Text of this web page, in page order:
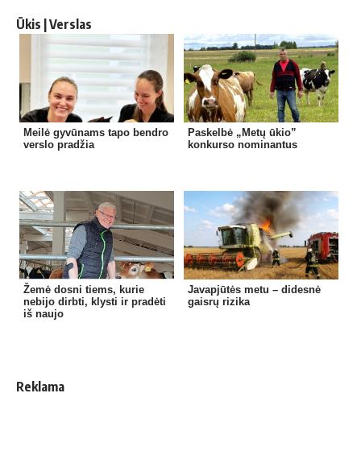
Ūkis | Verslas
Meilė gyvūnams tapo bendro
verslo pradžia
Paskelbė „Metų ūkio”
konkurso nominantus
Žemė dosni tiems, kurie
nebijo dirbti, klysti ir pradėti
iš naujo
Javapjūtės metu – didesnė
gaisrų rizika
Reklama